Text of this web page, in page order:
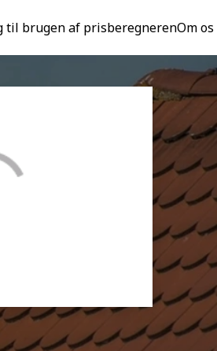
til brugen af prisberegnerenOm os